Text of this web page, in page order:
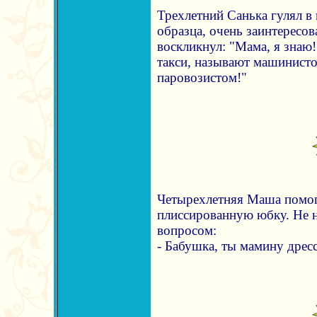
Трехлетний Санька гулял в
образца, очень
воскликнул: "Мама, я
такси, называют
паровозистом!"
Четырехлетняя Маша
плиссированную юбку. Не
вопросом:
- Бабушка, ты мамину